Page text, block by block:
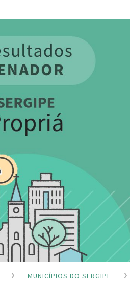
MUNICÍPIOS DO SERGIPE